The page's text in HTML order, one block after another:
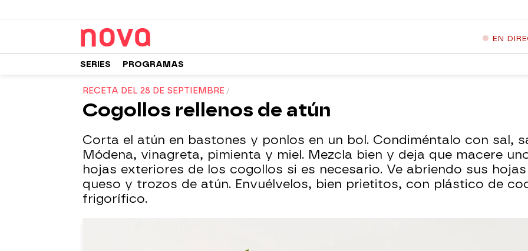
EN
SERIES PROGRAMAS
RECETA DEL 28 DE SEPTIEMBRE
Cogollos rellenos de atún
Corta el atún en bastones y ponlos en un bol. Condiméntalo con sal,
Módena, vinagreta, pimienta y miel. Mezcla bien y deja que macere
hojas exteriores de los cogollos si es necesario. Ve abriendo sus
queso y trozos de atún. Envuélvelos, bien prietitos, con plástico de
frigorífico.